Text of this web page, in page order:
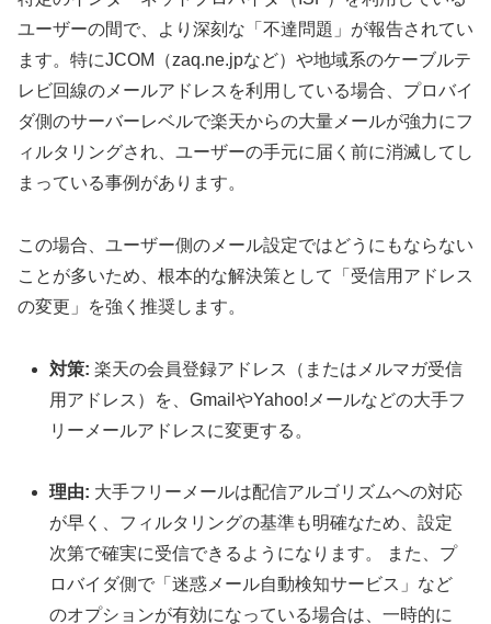
ユーザーの間で、より深刻な「不達問題」が報告されてい
ます。特にJCOM（zaq.ne.jpなど）や地域系のケーブルテ
レビ回線のメールアドレスを利用している場合、プロバイ
ダ側のサーバーレベルで楽天からの大量メールが強力にフ
ィルタリングされ、ユーザーの手元に届く前に消滅してし
まっている事例があります。
この場合、ユーザー側のメール設定ではどうにもならない
ことが多いため、根本的な解決策として「受信用アドレス
の変更」を強く推奨します。
対策: 楽天の会員登録アドレス（またはメルマガ受信
用アドレス）を、GmailやYahoo!メールなどの大手フ
リーメールアドレスに変更する。
理由: 大手フリーメールは配信アルゴリズムへの対応
が早く、フィルタリングの基準も明確なため、設定
次第で確実に受信できるようになります。 また、プ
ロバイダ側で「迷惑メール自動検知サービス」など
のオプションが有効になっている場合は、一時的に